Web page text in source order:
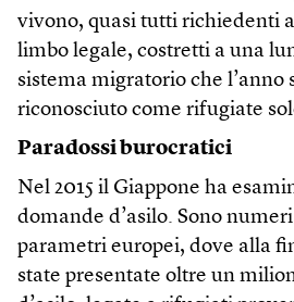
vivono, quasi tutti richiedenti
limbo legale, costretti a una
sistema migratorio che l’anno
riconosciuto come rifugiate
Paradossi burocratici
Nel 2015 il Giappone ha
domande d’asilo. Sono
parametri europei, dove alla
state presentate oltre un